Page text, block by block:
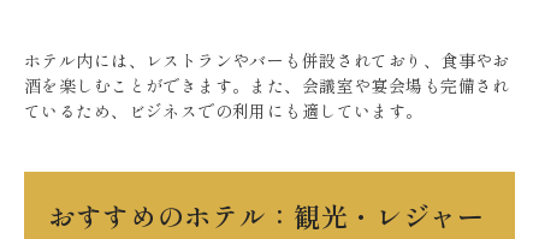
ホテル内には、レストランやバーも併設されており、食事やお
酒を楽しむことができます。また、会議室や宴会場も完備され
ているため、ビジネスでの利用にも適しています。
おすすめのホテル：観光・レジャー